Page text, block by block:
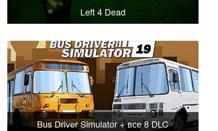
Left 4 Dead
Bus Driver Simulator + все 8 DLC